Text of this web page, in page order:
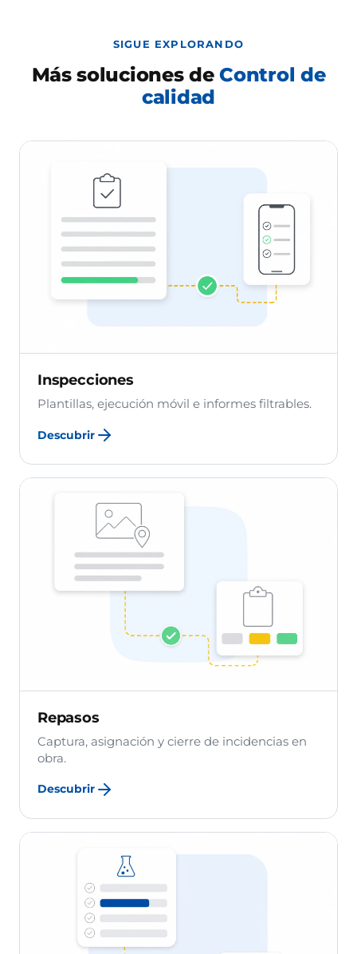
SIGUE EXPLORANDO
Más soluciones deControl de
calidad
Inspecciones
Plantillas, ejecución móvil e informes filtrables.
Descubrir
Repasos
Captura, asignación y cierre de incidencias en
obra.
Descubrir